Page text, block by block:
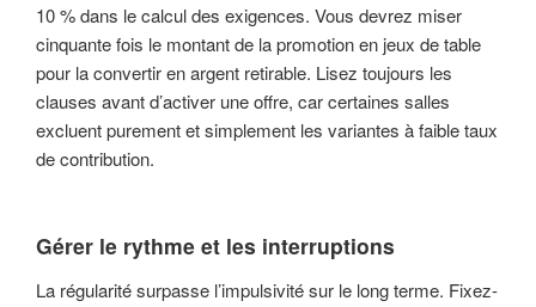
10 % dans le calcul des exigences. Vous devrez miser
cinquante fois le montant de la promotion en jeux de table
pour la convertir en argent retirable. Lisez toujours les
clauses avant d’activer une offre, car certaines salles
excluent purement et simplement les variantes à faible taux
de contribution.
Gérer le rythme et les interruptions
La régularité surpasse l’impulsivité sur le long terme. Fixez-